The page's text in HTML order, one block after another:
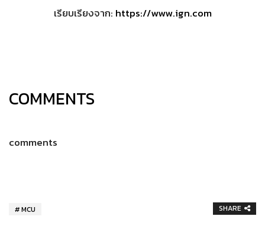
เรียบเรียงจาก: https://www.ign.com
COMMENTS
comments
MCU SHARE